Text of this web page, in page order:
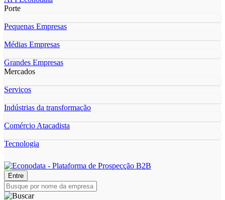
Porte
Pequenas Empresas
Médias Empresas
Grandes Empresas
Mercados
Serviços
Indústrias da transformação
Comércio Atacadista
Tecnologia
Entre